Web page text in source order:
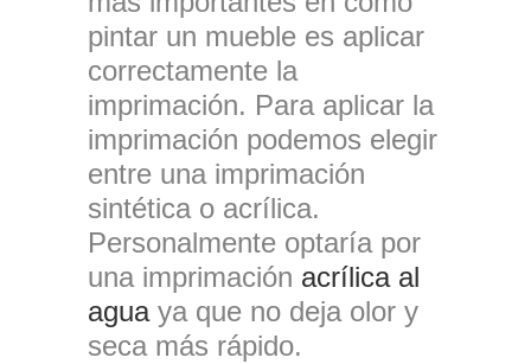
pintar un mueble es aplicar
correctamente la
imprimación. Para aplicar la
imprimación podemos elegir
entre una imprimación
sintética o acrílica.
Personalmente optaría por
una imprimación acrílica al
aguaya que no deja olor y
seca más rápido.